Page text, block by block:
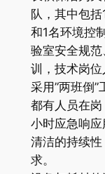
队，其中包
和1名环境控
验室安全规
训，技术岗
采用”两班倒
都有人员在
小时应急响
清洁的持续
求。